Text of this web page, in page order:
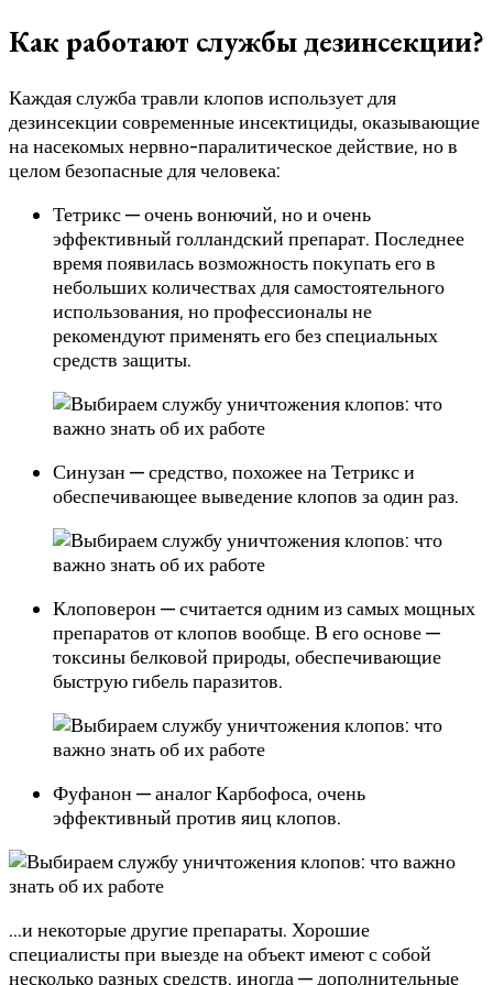
Как работают службы дезинсекции?
Каждая служба травли клопов использует для
дезинсекции современные инсектициды, оказывающие
на насекомых нервно-паралитическое действие, но в
целом безопасные для человека:
Тетрикс — очень вонючий, но и очень
эффективный голландский препарат. Последнее
время появилась возможность покупать его в
небольших количествах для самостоятельного
использования, но профессионалы не
рекомендуют применять его без специальных
средств защиты.
Синузан — средство, похожее на Тетрикс и
обеспечивающее выведение клопов за один раз.
Клоповерон — считается одним из самых мощных
препаратов от клопов вообще. В его основе —
токсины белковой природы, обеспечивающие
быструю гибель паразитов.
Фуфанон — аналог Карбофоса, очень
эффективный против яиц клопов.
…и некоторые другие препараты. Хорошие
специалисты при выезде на объект имеют с собой
несколько разных средств, иногда — дополнительные